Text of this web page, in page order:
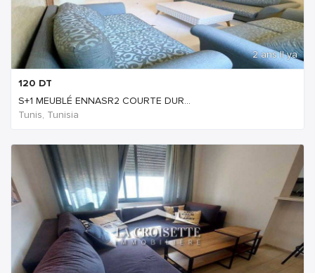
2 ans Il ya
120 DT
S+1 MEUBLÉ ENNASR2 COURTE DUR...
Tunis, Tunisia